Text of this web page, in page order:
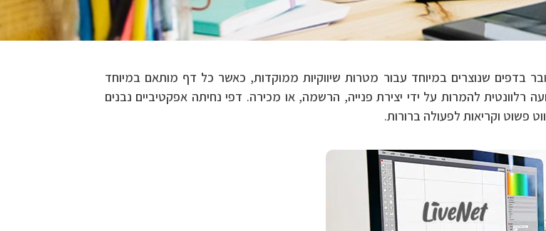
בדפים שנוצרים במיוחד עבור מטרות שיווקיות ממוקדות, כאשר כל דף מותאם במיוחד
להמרות על ידי יצירת פנייה, הרשמה, או מכירה. דפי נחיתה אפקטיביים נבנים
פשוט וקריאות לפעולה ברורות.